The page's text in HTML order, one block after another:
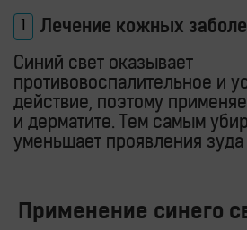
Лечение кожных
Синий свет оказывает
противовоспалительное и
действие, поэтому
и дерматите. Тем самым
уменьшает проявления
Применение синего